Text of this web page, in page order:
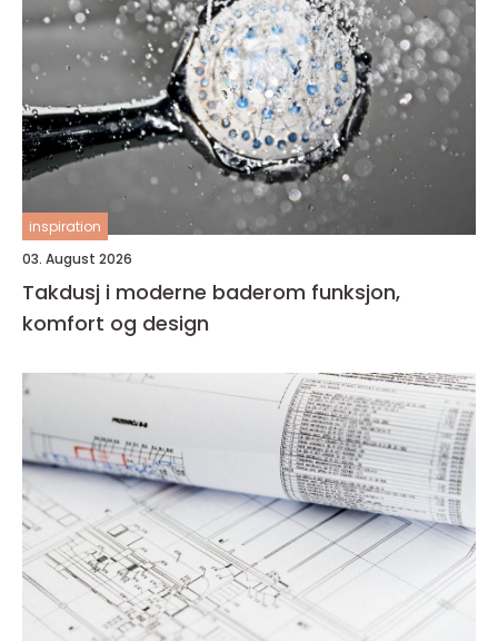
inspiration
03. August 2026
Takdusj i moderne baderom funksjon,
komfort og design